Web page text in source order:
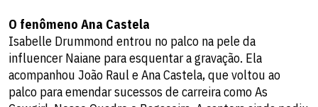
O fenômeno Ana Castela
Isabelle Drummond entrou no palco na pele da
influencer Naiane para esquentar a gravação. Ela
acompanhou João Raul e Ana Castela, que voltou ao
palco para emendar sucessos de carreira como As